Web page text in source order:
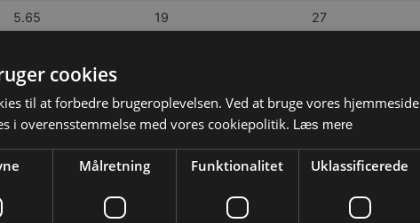
5.65 19 27
15.08 cookies
til at forbedre brugeroplevelsen. Ved at bruge vores hjemmeside
i overensstemmelse med vores cookiepolitik. Læs mere
Målretning Funktionalitet Uklassificerede